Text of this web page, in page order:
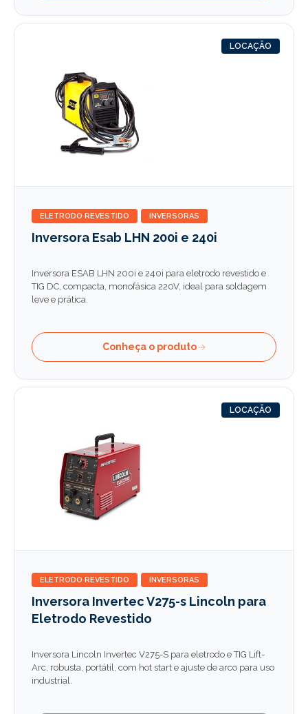
LOCAÇÃO
ELETRODO REVESTIDO INVERSORAS
Inversora Esab LHN 200i e 240i
Inversora ESAB LHN 200i e 240i para eletrodo revestido e
TIG DC, compacta, monofásica 220V, ideal para soldagem
leve e prática.
Conheça o produto
LOCAÇÃO
ELETRODO REVESTIDO INVERSORAS
Inversora Invertec V275-s Lincoln para
Eletrodo Revestido
Inversora Lincoln Invertec V275-S para eletrodo e TIG Lift-
Arc, robusta, portátil, com hot start e ajuste de arco para uso
industrial.